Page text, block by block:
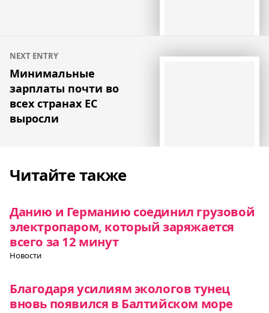
NEXT ENTRY
Минимальные
зарплаты почти во
всех странах ЕС
выросли
Читайте также
Данию и Германию соединил грузовой
электропаром, который заряжается
всего за 12 минут
Новости
Благодаря усилиям экологов тунец
вновь появился в Балтийском море